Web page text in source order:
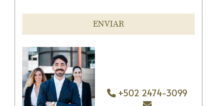
ENVIAR
+502 2474-3099